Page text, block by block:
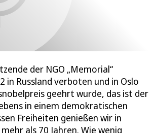
der NGO „Memorial“
in Russland verboten und in Oslo
geehrt wurde, das ist der
in einem demokratischen
Freiheiten genießen wir in
als 70 Jahren. Wie wenig